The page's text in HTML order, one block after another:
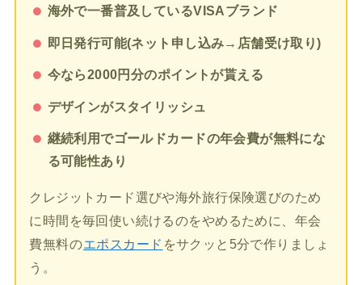
海外で一番普及しているVISAブランド
即日発行可能(ネット申し込み→店舗受け取り)
今なら2000円分のポイントが貰える
デザインがスタイリッシュ
継続利用でゴールドカードの年会費が無料にな
る可能性あり
クレジットカード選びや海外旅行保険選びのため
に時間を毎回使い続けるのをやめるために、年会
費無料のエポスカード をサクッと5分で作りましょ
う。